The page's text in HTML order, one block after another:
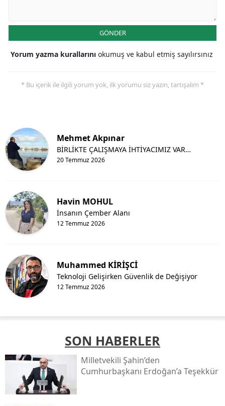
GÖNDER
Yorum yazma kurallarını okumuş ve kabul etmiş sayılırsınız
* Bu içerik ile ilgili yorum yok, ilk yorumu siz yazın, tartışalım *
Mehmet Akpınar
20 Temmuz 2026
BİRLİKTE ÇALIŞMAYA İHTİYACIMIZ VAR…
Havin MOHUL
12 Temmuz 2026
İnsanın Çember Alanı
Muhammed KİRİŞCİ
12 Temmuz 2026
Teknoloji Gelişirken Güvenlik de Değişiyor
SON HABERLER
Milletvekili Şahin’den
Cumhurbaşkanı Erdoğan’a Teşekkür